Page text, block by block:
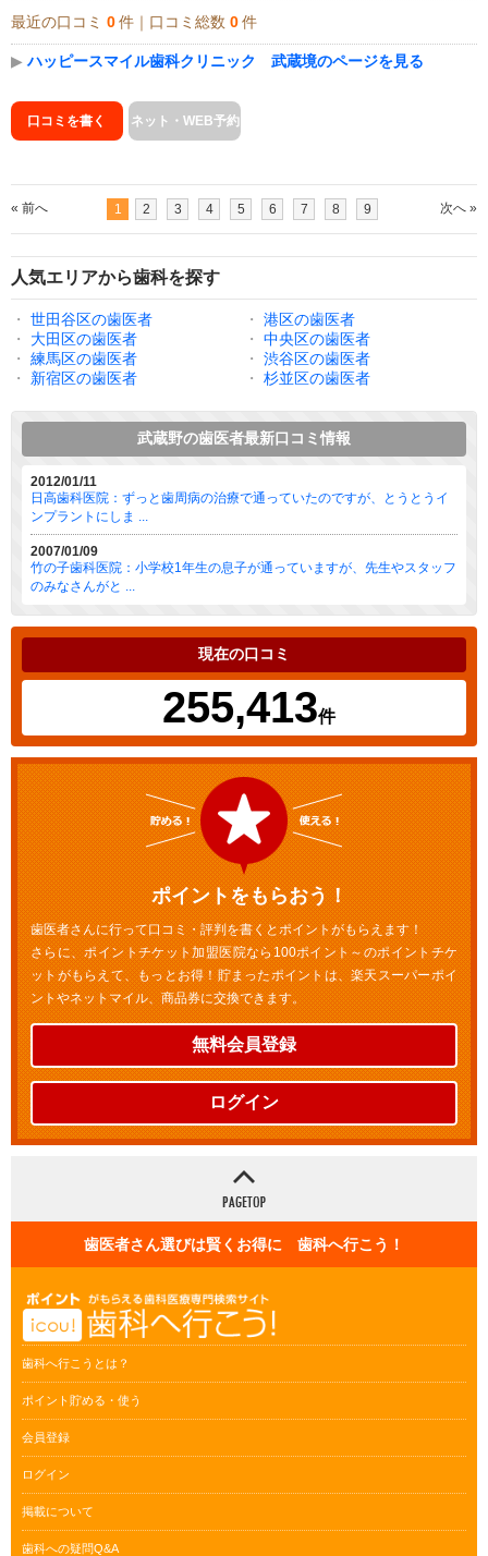
最近の口コミ 0 件｜口コミ総数 0 件
▶ ハッピースマイル歯科クリニック 武蔵境のページを見る
口コミを書く ネット・WEB予約
« 前へ 1 2 3 4 5 6 7 8 9 次へ »
人気エリアから歯科を探す
・ 世田谷区の歯医者 ・
港区の歯医者
・
大田区の歯医者 ・
中央区の歯医者
・
練馬区の歯医者 ・
渋谷区の歯医者
・
新宿区の歯医者 ・ 杉並区の歯医者
武蔵野の歯医者最新口コミ情報
2012/01/11
日高歯科医院：ずっと歯周病の治療で通っていたのですが、とうとうイ
ンプラントにしま ...
2007/01/09
竹の子歯科医院：小学校1年生の息子が通っていますが、先生やスタッフ
のみなさんがと ...
現在の口コミ
255,413件
ポイントをもらおう！
歯医者さんに行って口コミ・評判を書くとポイントがもらえます！
さらに、ポイントチケット加盟医院なら100ポイント～のポイントチケ
ットがもらえて、もっとお得！貯まったポイントは、楽天スーパーポイ
ントやネットマイル、商品券に交換できます。
無料会員登録
ログイン
歯医者さん選びは賢くお得に 歯科へ行こう！
歯科へ行こうとは？
ポイント貯める・使う
会員登録
ログイン
掲載について
歯科への疑問Q&A